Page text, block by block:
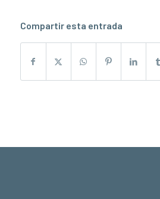
Compartir esta entrada